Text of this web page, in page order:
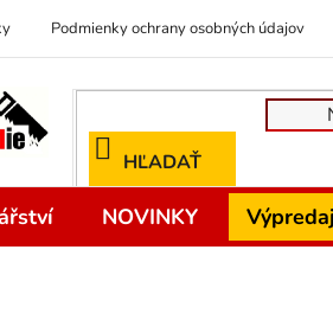
Podmienky ochrany osobných údajov
HĽADAŤ
NOVINKY